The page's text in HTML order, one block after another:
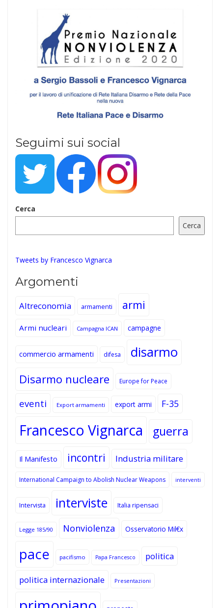
Seguimi sui social
Cerca
Cerca
Tweets by Francesco Vignarca
Argomenti
Altreconomia armamenti armi
Armi nucleari Campagna ICAN campagne
commercio armamenti difesa disarmo
Disarmo nucleare Europe for Peace
eventi Export armamenti export armi F-35
Francesco Vignarca guerra
Il Manifesto incontri Industria militare
International Campaign to Abolish Nuclear Weapons interventi
Intervista interviste Italia ripensaci
Legge 185/90 Nonviolenza Osservatorio Mil€x
pace pacifismo Papa Francesco politica
politica internazionale Presentazioni